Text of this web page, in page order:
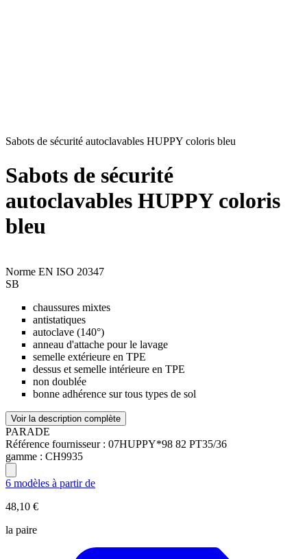
Sabots de sécurité autoclavables HUPPY coloris bleu
Sabots de sécurité
autoclavables HUPPY coloris
bleu
Norme EN ISO 20347
SB
chaussures mixtes
antistatiques
autoclave (140°)
anneau d'attache pour le lavage
semelle extérieure en TPE
dessus et semelle intérieure en TPE
non doublée
bonne adhérence sur tous types de sol
Voir la description complète
PARADE
Référence fournisseur : 07HUPPY*98 82 PT35/36
gamme : CH9935
6 modèles à partir de
48,10 €
la paire